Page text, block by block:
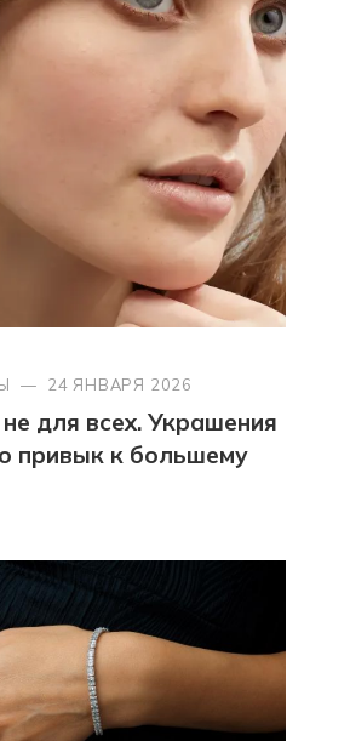
— 24 ЯНВАРЯ 2026
для всех. Украшения
привык к большему